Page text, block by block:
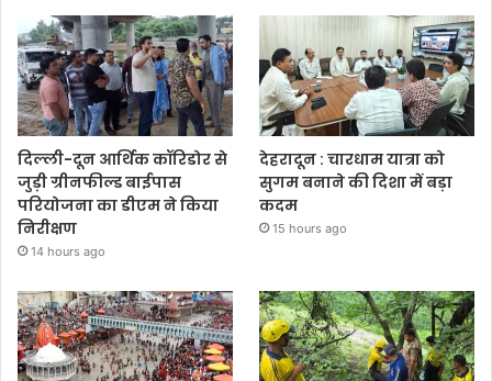
दिल्ली-दून आर्थिक कॉरिडोर से
जुड़ी ग्रीनफील्ड बाईपास
परियोजना का डीएम ने किया
निरीक्षण
14 hours ago
देहरादून : चारधाम यात्रा को
सुगम बनाने की दिशा में बड़ा
कदम
15 hours ago